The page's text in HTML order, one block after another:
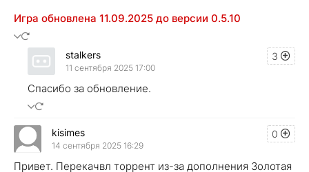
Игра обновлена 11.09.2025 до версии 0.5.10
3
stalkers
11 сентября 2025 17:00
Спасибо за обновление.
0
kisimes
14 сентября 2025 16:29
Привет. Перекачвл торрент из-за дополнения Золотая